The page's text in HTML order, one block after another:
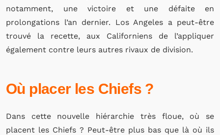
notamment, une victoire et une défaite en
prolongations l’an dernier. Los Angeles a peut-être
trouvé la recette, aux Californiens de l’appliquer
également contre leurs autres rivaux de division.
Où placer les Chiefs ?
Dans cette nouvelle hiérarchie très floue, où se
placent les Chiefs ? Peut-être plus bas que là où ils